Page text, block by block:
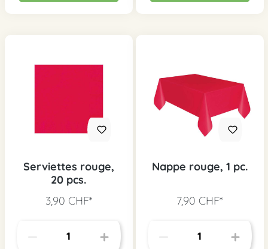
Serviettes rouge,
20 pcs.
3,90 CHF*
Nappe rouge, 1 pc.
7,90 CHF*